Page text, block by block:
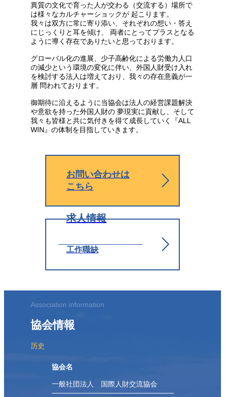
異質の文化で育った人が交わる（交流する）場所で
は様々なカルチャーショックが 起こります。
我々は双方に常に寄り添い、それぞれの想い・答え
にじっくりと耳を傾け、 両者にとってプラスとなる
ように導く存在でありたいと思っております。
グローバル化の進展、少子高齢化による労働力人口
の減少という環境の変化に伴い、外国人財受け入れ
を検討する法人は増えており、我々の存在意義が一
層問われております。
御期待に沿えるように当協会は法人の経営課題解決
や意欲を持った外国人財の 夢現実に貢献し、そして
我々も皆様と共に気付きを得て成長していく『ALL
WIN』の体制を目指していきます。
お問い合わせは
こちら
求人情報
工作職缺
Association information
協会情報
历史
協会名
一般社団法人 国際人財交流協会